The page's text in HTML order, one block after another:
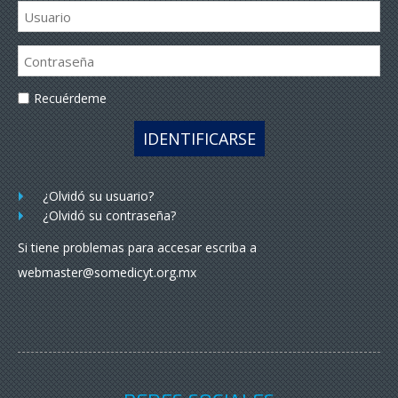
Recuérdeme
IDENTIFICARSE
¿Olvidó su usuario?
¿Olvidó su contraseña?
Si tiene problemas para accesar escriba a
webmaster@somedicyt.org.mx